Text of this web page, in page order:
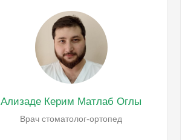
Ализаде Керим Матлаб Оглы
Врач стоматолог-ортопед